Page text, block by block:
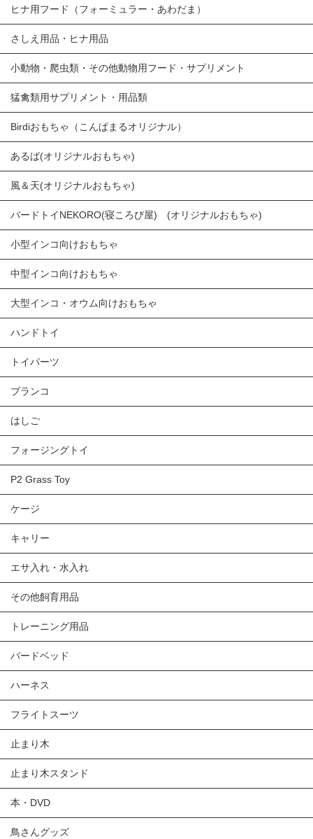
ヒナ用フード（フォーミュラー・あわだま）
さしえ用品・ヒナ用品
小動物・爬虫類・その他動物用フード・サプリメント
猛禽類用サプリメント・用品類
Birdiおもちゃ（こんぱまるオリジナル）
あるば(オリジナルおもちゃ)
風＆天(オリジナルおもちゃ)
バードトイNEKORO(寝ころび屋) (オリジナルおもちゃ)
小型インコ向けおもちゃ
中型インコ向けおもちゃ
大型インコ・オウム向けおもちゃ
ハンドトイ
トイパーツ
ブランコ
はしご
フォージングトイ
P2 Grass Toy
ケージ
キャリー
エサ入れ・水入れ
その他飼育用品
トレーニング用品
バードベッド
ハーネス
フライトスーツ
止まり木
止まり木スタンド
本・DVD
鳥さんグッズ